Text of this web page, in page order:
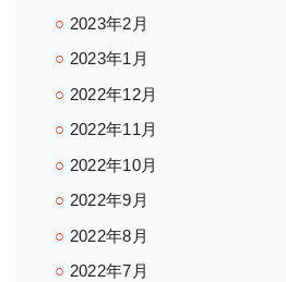
2023年2月
2023年1月
2022年12月
2022年11月
2022年10月
2022年9月
2022年8月
2022年7月